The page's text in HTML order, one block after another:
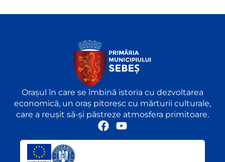
Orașul în care se îmbină istoria cu dezvoltarea
economică, un oraș pitoresc cu mărturii culturale,
care a reușit să-și păstreze atmosfera primitoare.
F
a
Y
o